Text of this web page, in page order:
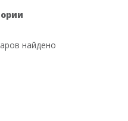
найдено